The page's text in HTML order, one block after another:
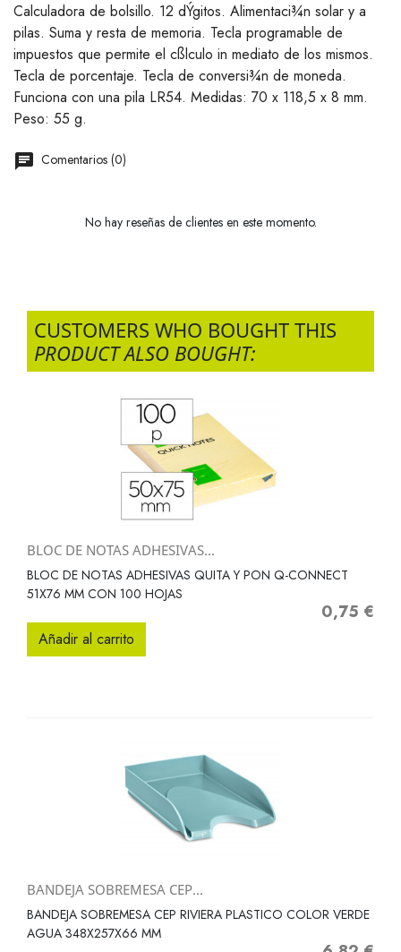
Calculadora de bolsillo. 12 dÝgitos. Alimentaci¾n solar y a
pilas. Suma y resta de memoria. Tecla programable de
impuestos que permite el cßlculo in mediato de los mismos.
Tecla de porcentaje. Tecla de conversi¾n de moneda.
Funciona con una pila LR54. Medidas: 70 x 118,5 x 8 mm.
Peso: 55 g.
Comentarios (0)
No hay reseñas de clientes en este momento.
CUSTOMERS WHO BOUGHT THIS
PRODUCT ALSO BOUGHT:
BLOC DE NOTAS ADHESIVAS...
BLOC DE NOTAS ADHESIVAS QUITA Y PON Q-CONNECT
51X76 MM CON 100 HOJAS
Precio
0,75 €
Añadir al carrito
BANDEJA SOBREMESA CEP...
BANDEJA SOBREMESA CEP RIVIERA PLASTICO COLOR VERDE
AGUA 348X257X66 MM